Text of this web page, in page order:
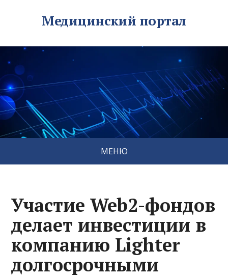
Медицинский портал
МЕНЮ
Участие Web2-фондов
делает инвестиции в
компанию Lighter
долгосрочными